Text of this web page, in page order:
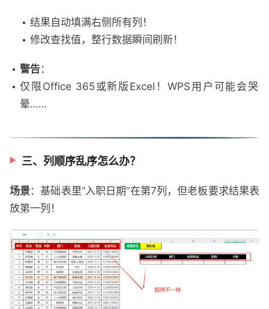
结果自动填满右侧所有列！
修改查找值，整行数据瞬间刷新！
警告：
仅限Office 365或新版Excel！WPS用户可能会哭
晕……
三、列顺序乱序怎么办？
场景：基础表里“入职日期”在第7列，但老板要求结果表
放第一列！